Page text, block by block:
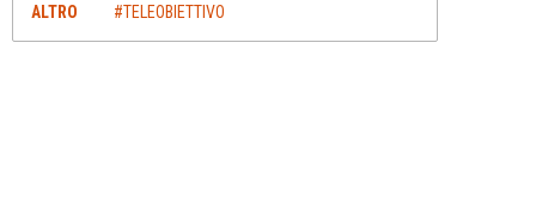
ALTRO
#TELEOBIETTIVO